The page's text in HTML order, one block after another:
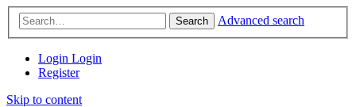
Search Advanced search
Login Login
Register
Skip to content